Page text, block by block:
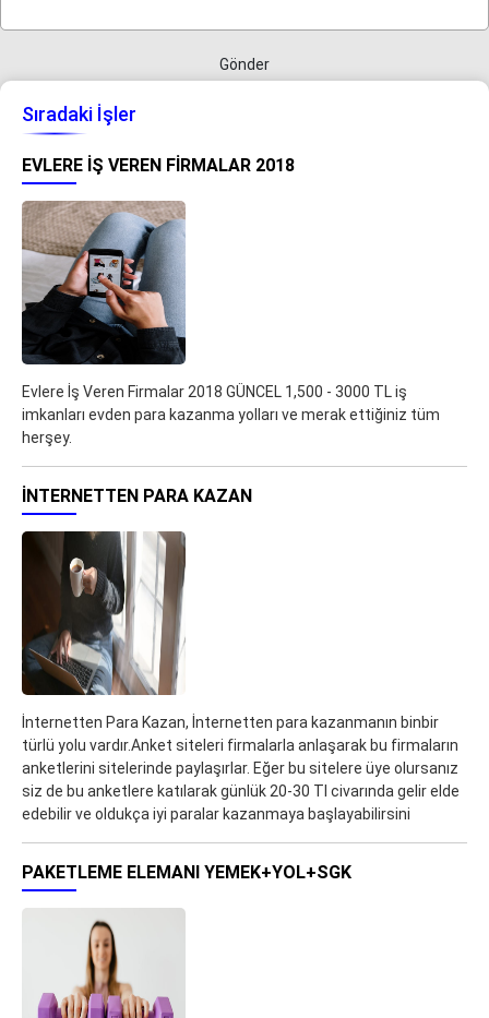
Gönder
Sıradaki İşler
EVLERE İŞ VEREN FIRMALAR 2018
Evlere İş Veren Firmalar 2018 GÜNCEL 1,500 - 3000 TL iş
imkanları evden para kazanma yolları ve merak ettiğiniz tüm
herşey.
İNTERNETTEN PARA KAZAN
İnternetten Para Kazan, İnternetten para kazanmanın binbir
türlü yolu vardır.Anket siteleri firmalarla anlaşarak bu firmaların
anketlerini sitelerinde paylaşırlar. Eğer bu sitelere üye olursanız
siz de bu anketlere katılarak günlük 20-30 Tl civarında gelir elde
edebilir ve oldukça iyi paralar kazanmaya başlayabilirsini
PAKETLEME ELEMANI YEMEK+YOL+SGK